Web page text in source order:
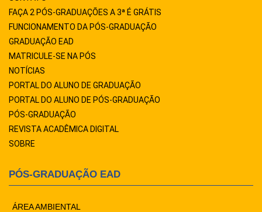
FAÇA 2 PÓS-GRADUAÇÕES A 3ª É GRÁTIS
FUNCIONAMENTO DA PÓS-GRADUAÇÃO
GRADUAÇÃO EAD
MATRICULE-SE NA PÓS
NOTÍCIAS
PORTAL DO ALUNO DE GRADUAÇÃO
PORTAL DO ALUNO DE PÓS-GRADUAÇÃO
PÓS-GRADUAÇÃO
REVISTA ACADÊMICA DIGITAL
SOBRE
PÓS-GRADUAÇÃO EAD
ÁREA AMBIENTAL